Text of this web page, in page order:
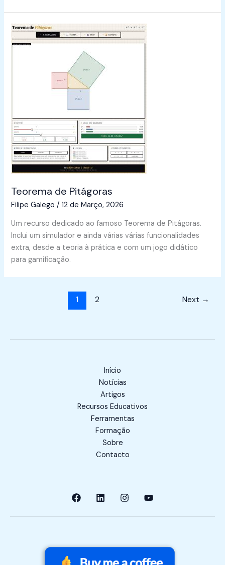
Teorema de Pitágoras
Filipe Galego/12 de Março, 2026
Um recurso dedicado ao famoso Teorema de Pitágoras.
Inclui um simulador e ainda várias várias funcionalidades
extra, desde a teoria à prática e com um jogo didático
para gamificação.
1 2 Next →
Início
Notícias
Artigos
Recursos Educativos
Ferramentas
Formação
Sobre
Contacto